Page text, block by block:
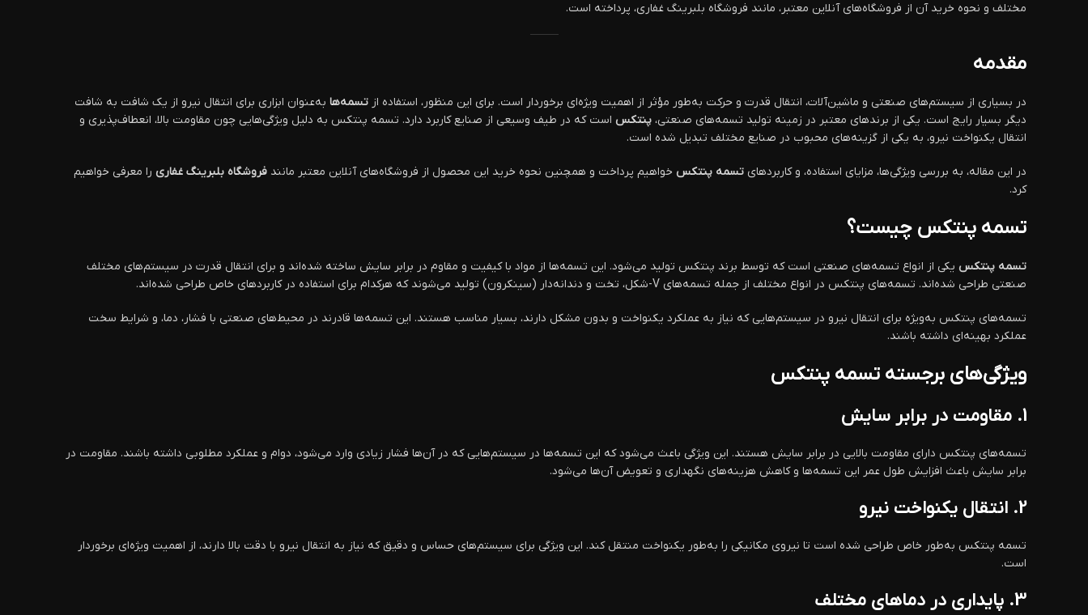
مختلف و نحوه خرید آن از فروشگاه‌های آنلاین معتبر، مانند فروشگاه بلبرینگ غفاری، پرداخته است.
مقدمه
در بسیاری از سیستم‌های صنعتی و ماشین‌آلات، انتقال قدرت و حرکت به‌طور مؤثر از اهمیت ویژه‌ای برخوردار است. برای این منظور، استفاده از تسمه‌ها به‌عنوان ابزاری برای انتقال نیرو از یک شافت به شافت
دیگر بسیار رایج است. یکی از برندهای معتبر در زمینه تولید تسمه‌های صنعتی، پنتکس است که در طیف وسیعی از صنایع کاربرد دارد. تسمه پنتکس به دلیل ویژگی‌هایی چون مقاومت بالا، انعطاف‌پذیری و
انتقال یکنواخت نیرو، به یکی از گزینه‌های محبوب در صنایع مختلف تبدیل شده است.
در این مقاله، به بررسی ویژگی‌ها، مزایای استفاده، و کاربردهای تسمه پنتکس خواهیم پرداخت و همچنین نحوه خرید این محصول از فروشگاه‌های آنلاین معتبر مانند فروشگاه بلبرینگ غفاری را معرفی خواهیم
کرد.
تسمه پنتکس چیست؟
تسمه پنتکس یکی از انواع تسمه‌های صنعتی است که توسط برند پنتکس تولید می‌شود. این تسمه‌ها از مواد با کیفیت و مقاوم در برابر سایش ساخته شده‌اند و برای انتقال قدرت در سیستم‌های مختلف
صنعتی طراحی شده‌اند. تسمه‌های پنتکس در انواع مختلف از جمله تسمه‌های V-شکل، تخت و دندانه‌دار (سینکرون) تولید می‌شوند که هرکدام برای استفاده در کاربردهای خاص طراحی شده‌اند.
تسمه‌های پنتکس به‌ویژه برای انتقال نیرو در سیستم‌هایی که نیاز به عملکرد یکنواخت و بدون مشکل دارند، بسیار مناسب هستند. این تسمه‌ها قادرند در محیط‌های صنعتی با فشار، دما، و شرایط سخت
عملکرد بهینه‌ای داشته باشند.
ویژگی‌های برجسته تسمه پنتکس
1. مقاومت در برابر سایش
تسمه‌های پنتکس دارای مقاومت بالایی در برابر سایش هستند. این ویژگی باعث می‌شود که این تسمه‌ها در سیستم‌هایی که در آن‌ها فشار زیادی وارد می‌شود، دوام و عملکرد مطلوبی داشته باشند. مقاومت در
برابر سایش باعث افزایش طول عمر این تسمه‌ها و کاهش هزینه‌های نگهداری و تعویض آن‌ها می‌شود.
2. انتقال یکنواخت نیرو
تسمه پنتکس به‌طور خاص طراحی شده است تا نیروی مکانیکی را به‌طور یکنواخت منتقل کند. این ویژگی برای سیستم‌های حساس و دقیق که نیاز به انتقال نیرو با دقت بالا دارند، از اهمیت ویژه‌ای برخوردار
است.
3. پایداری در دماهای مختلف